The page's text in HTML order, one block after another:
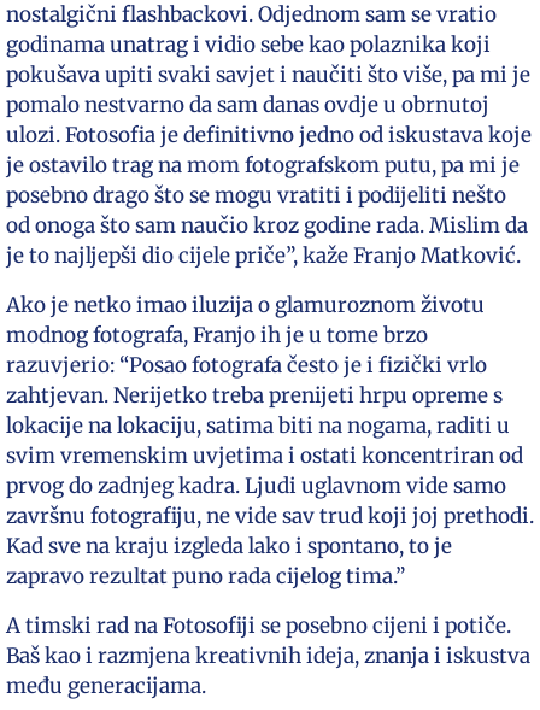
nostalgični flashbackovi. Odjednom sam se vratio
godinama unatrag i vidio sebe kao polaznika koji
pokušava upiti svaki savjet i naučiti što više, pa mi je
pomalo nestvarno da sam danas ovdje u obrnutoj
ulozi. Fotosofia je definitivno jedno od iskustava koje
je ostavilo trag na mom fotografskom putu, pa mi je
posebno drago što se mogu vratiti i podijeliti nešto
od onoga što sam naučio kroz godine rada. Mislim da
je to najljepši dio cijele priče”, kaže Franjo Matković.
Ako je netko imao iluzija o glamuroznom životu
modnog fotografa, Franjo ih je u tome brzo
razuvjerio: “Posao fotografa često je i fizički vrlo
zahtjevan. Nerijetko treba prenijeti hrpu opreme s
lokacije na lokaciju, satima biti na nogama, raditi u
svim vremenskim uvjetima i ostati koncentriran od
prvog do zadnjeg kadra. Ljudi uglavnom vide samo
završnu fotografiju, ne vide sav trud koji joj prethodi.
Kad sve na kraju izgleda lako i spontano, to je
zapravo rezultat puno rada cijelog tima.”
A timski rad na Fotosofiji se posebno cijeni i potiče.
Baš kao i razmjena kreativnih ideja, znanja i iskustva
među generacijama.